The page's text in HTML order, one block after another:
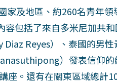
家及地區、約260名青年
容包括了來自多米尼加共
Reyes）、泰國的男
）發表信仰
座。還有在關東區域總計